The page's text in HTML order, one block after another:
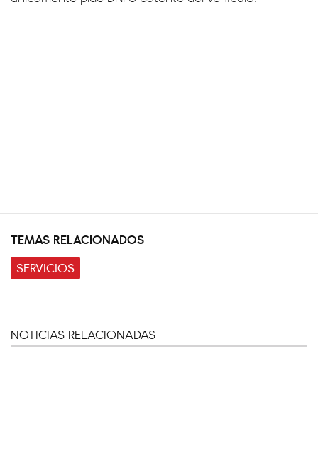
TEMAS RELACIONADOS
SERVICIOS
NOTICIAS RELACIONADAS